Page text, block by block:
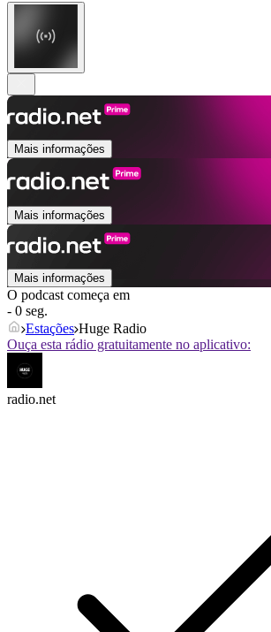
Mais informações
Mais informações
Mais informações
O podcast começa em
- 0 seg.
Estações Huge Radio
Ouça esta rádio gratuitamente no aplicativo:
radio.net